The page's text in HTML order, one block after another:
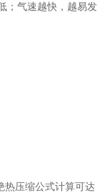
；气速越快，越易发
压缩公式计算可达